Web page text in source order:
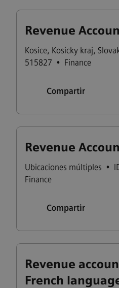
Revenue
Kosice, Kosicky kraj,
515827 • Finance
Compartir
Revenue
Ubicaciones múltiples •
Finance
Compartir
Revenue
French